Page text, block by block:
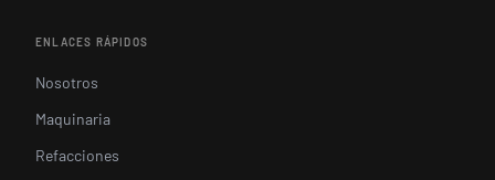
ENLACES RÁPIDOS
Nosotros
Maquinaria
Refacciones